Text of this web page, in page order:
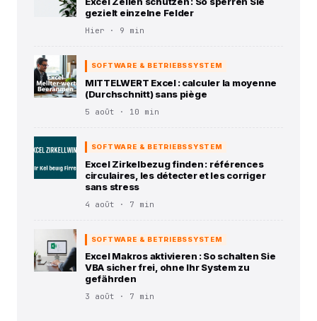
gezielt einzelne Felder
Hier · 9 min
SOFTWARE & BETRIEBSSYSTEM
MITTELWERT Excel : calculer la moyenne
(Durchschnitt) sans piège
5 août · 10 min
SOFTWARE & BETRIEBSSYSTEM
Excel Zirkelbezug finden : références
circulaires, les détecter et les corriger
sans stress
4 août · 7 min
SOFTWARE & BETRIEBSSYSTEM
Excel Makros aktivieren : So schalten Sie
VBA sicher frei, ohne Ihr System zu
gefährden
3 août · 7 min